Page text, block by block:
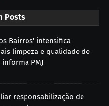
Posts
Bairros' intensifica
limpeza e qualidade de
PMJ
responsabilização de